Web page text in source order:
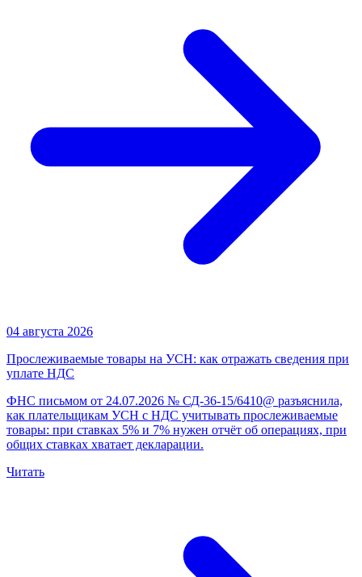
04 августа 2026
Прослеживаемые товары на УСН: как отражать сведения при
уплате НДС
ФНС письмом от 24.07.2026 № СД-36-15/6410@ разъяснила,
как плательщикам УСН с НДС учитывать прослеживаемые
товары: при ставках 5% и 7% нужен отчёт об операциях, при
общих ставках хватает декларации.
Читать